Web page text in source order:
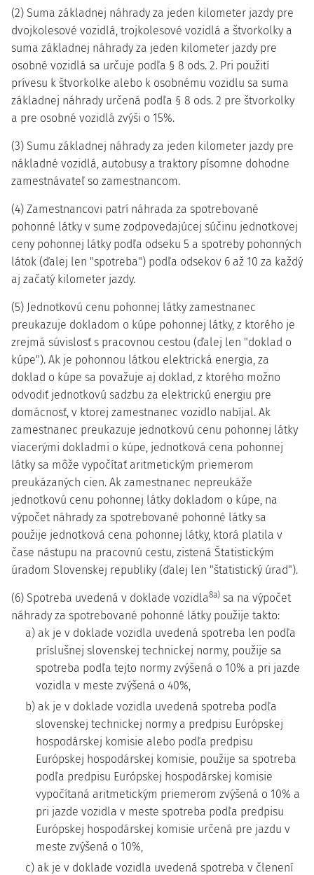
(2) Suma základnej náhrady za jeden kilometer jazdy pre
dvojkolesové vozidlá, trojkolesové vozidlá a štvorkolky a
suma základnej náhrady za jeden kilometer jazdy pre
osobné vozidlá sa určuje podľa § 8 ods. 2. Pri použití
prívesu k štvorkolke alebo k osobnému vozidlu sa suma
základnej náhrady určená podľa § 8 ods. 2 pre štvorkolky
a pre osobné vozidlá zvýši o 15%.
(3) Sumu základnej náhrady za jeden kilometer jazdy pre
nákladné vozidlá, autobusy a traktory písomne dohodne
zamestnávateľ so zamestnancom.
(4) Zamestnancovi patrí náhrada za spotrebované
pohonné látky v sume zodpovedajúcej súčinu jednotkovej
ceny pohonnej látky podľa odseku 5 a spotreby pohonných
látok (ďalej len "spotreba") podľa odsekov 6 až 10 za každý
aj začatý kilometer jazdy.
(5) Jednotkovú cenu pohonnej látky zamestnanec
preukazuje dokladom o kúpe pohonnej látky, z ktorého je
zrejmá súvislosť s pracovnou cestou (ďalej len "doklad o
kúpe"). Ak je pohonnou látkou elektrická energia, za
doklad o kúpe sa považuje aj doklad, z ktorého možno
odvodiť jednotkovú sadzbu za elektrickú energiu pre
domácnosť, v ktorej zamestnanec vozidlo nabíjal. Ak
zamestnanec preukazuje jednotkovú cenu pohonnej látky
viacerými dokladmi o kúpe, jednotková cena pohonnej
látky sa môže vypočítať aritmetickým priemerom
preukázaných cien. Ak zamestnanec nepreukáže
jednotkovú cenu pohonnej látky dokladom o kúpe, na
výpočet náhrady za spotrebované pohonné látky sa
použije jednotková cena pohonnej látky, ktorá platila v
čase nástupu na pracovnú cestu, zistená Štatistickým
úradom Slovenskej republiky (ďalej len "štatistický úrad").
(6) Spotreba uvedená v doklade vozidla8a) sa na výpočet
náhrady za spotrebované pohonné látky použije takto:
a) ak je v doklade vozidla uvedená spotreba len podľa
príslušnej slovenskej technickej normy, použije sa
spotreba podľa tejto normy zvýšená o 10% a pri jazde
vozidla v meste zvýšená o 40%,
b) ak je v doklade vozidla uvedená spotreba podľa
slovenskej technickej normy a predpisu Európskej
hospodárskej komisie alebo podľa predpisu
Európskej hospodárskej komisie, použije sa spotreba
podľa predpisu Európskej hospodárskej komisie
vypočítaná aritmetickým priemerom zvýšená o 10% a
pri jazde vozidla v meste spotreba podľa predpisu
Európskej hospodárskej komisie určená pre jazdu v
meste zvýšená o 10%,
c) ak je v doklade vozidla uvedená spotreba v členení